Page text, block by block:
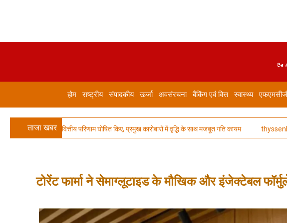
Be
होम राष्ट्रीय संपादकीय ऊर्जा अवसंरचना बैंकिंग एवं वित्त स्वास्थ्य
ताजा खबर
तिमाही के वित्तीय परिणाम घोषित किए, प्रमुख कारोबारों में वृद्धि के साथ मजबूत गति कायम thyssenkrupp
टोरेंट फार्मा ने सेमाग्लूटाइड के मौखिक और इंजेक्टेबल